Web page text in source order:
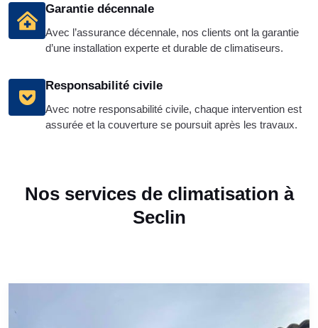
Garantie décennale
Avec l’assurance décennale, nos clients ont la garantie
d’une installation experte et durable de climatiseurs.
Responsabilité civile
Avec notre responsabilité civile, chaque intervention est
assurée et la couverture se poursuit après les travaux.
Nos services de climatisation à
Seclin